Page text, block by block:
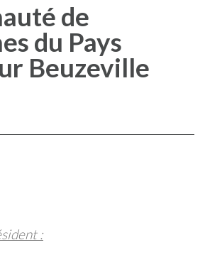
de
du Pays
Beuzeville
: